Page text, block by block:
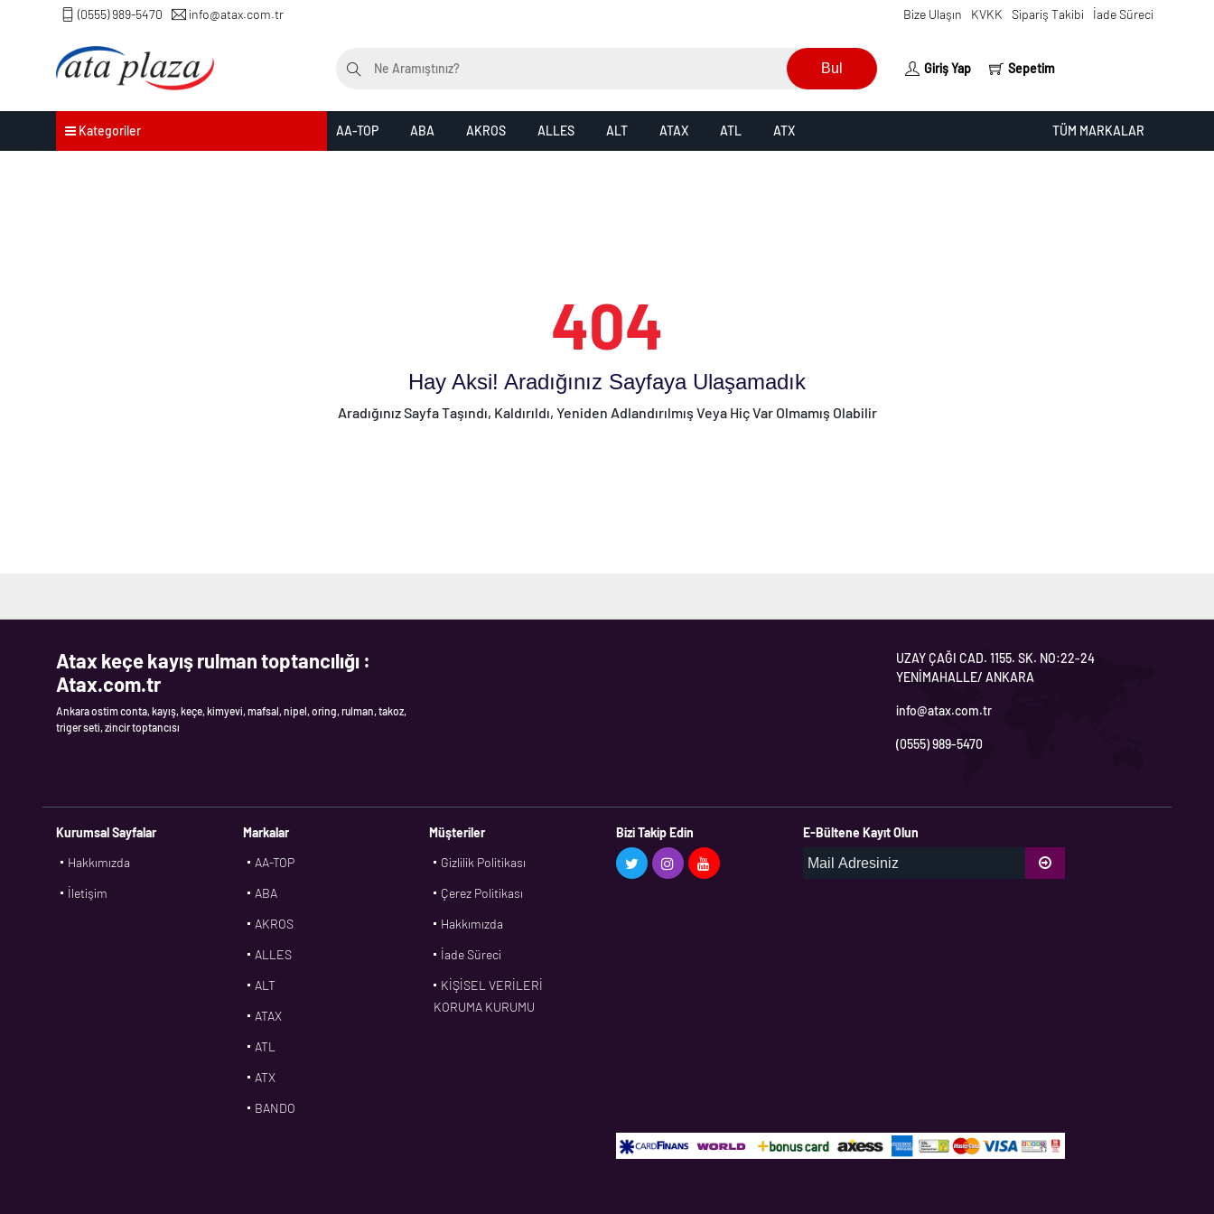
(0555) 989-5470 info@atax.com.tr Bize Ulaşın KVKK Sipariş Takibi İade Süreci
Bul Giriş Yap Sepetim
Kategoriler AA-TOP ABA AKROS ALLES ALT ATAX ATL ATX TÜM MARKALAR
404
Hay Aksi! Aradığınız Sayfaya Ulaşamadık
Aradığınız Sayfa Taşındı, Kaldırıldı, Yeniden Adlandırılmış Veya Hiç Var Olmamış Olabilir
Atax keçe kayış rulman toptancılığı :
Atax.com.tr
Ankara ostim conta, kayış, keçe, kimyevi, mafsal, nipel, oring, rulman, takoz,
triger seti, zincir toptancısı
UZAY ÇAĞI CAD. 1155. SK. NO:22-24
YENİMAHALLE/ ANKARA
info@atax.com.tr
(0555) 989-5470
Kurumsal Sayfalar
Hakkımızda
İletişim
Markalar
AA-TOP
ABA
AKROS
ALLES
ALT
ATAX
ATL
ATX
BANDO
Müşteriler
Gizlilik Politikası
Çerez Politikası
Hakkımızda
İade Süreci
KİŞİSEL VERİLERİ
KORUMA KURUMU
Bizi Takip Edin E-Bültene Kayıt Olun